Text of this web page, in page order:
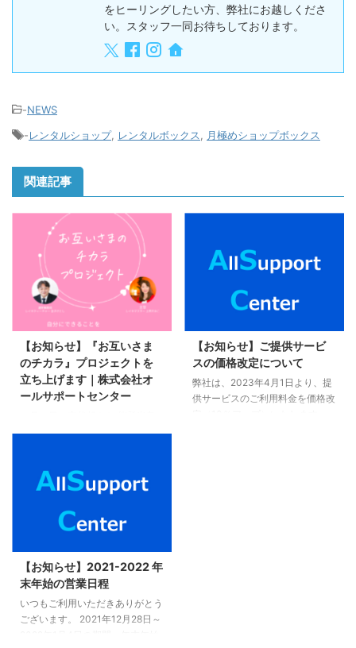
をヒーリングしたい方、弊社にお越しくださ
い。スタッフ一同お待ちしております。
-NEWS
-レンタルショップ, レンタルボックス 月極めショップボックス
関連記事
【お知らせ】『お互いさま
のチカラ』プロジェクトを
立ち上げます｜株式会社オ
ールサポートセンター
地震から２週間が経ちました。
一緒にレイキヒーリングをしたり
複数の方とお話しました。 その
時、私が耳にしたのが、 「報道
を観ると、辛くて、氣がつくと涙
道番組は見られないです」 とい
うお声でした。 癒しのエネルギ
ーと心の浄化で使命に導くコンサ
ルタント キャリアメンタルアド
バイザー レイキマスター 上西純
【お知らせ】ご提供サービ
スの価格改定について
弊社は、2023年4月1日より、提
供サービスのご利用料金を価格改
【お知らせ】2021-2022 年
末年始の営業日程
いつもご利用いただきありがとう
ございます。 2021年12月28日～